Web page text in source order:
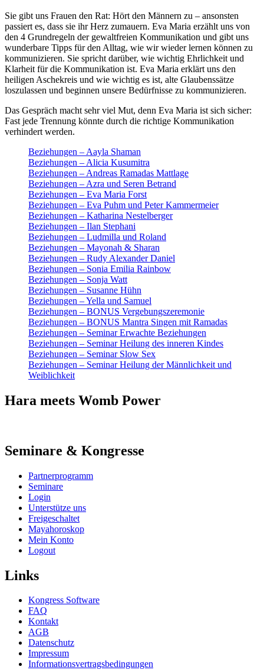
Sie gibt uns Frauen den Rat: Hört den Männern zu – ansonsten
passiert es, dass sie ihr Herz zumauern. Eva Maria erzählt uns von
den 4 Grundregeln der gewaltfreien Kommunikation und gibt uns
wunderbare Tipps für den Alltag, wie wir wieder lernen können zu
kommunizieren. Sie spricht darüber, wie wichtig Ehrlichkeit und
Klarheit für die Kommunikation ist. Eva Maria erklärt uns den
heiligen Aschekreis und wie wichtig es ist, alte Glaubenssätze
loszulassen und beginnen unsere Bedürfnisse zu kommunizieren.
Das Gespräch macht sehr viel Mut, denn Eva Maria ist sich sicher:
Fast jede Trennung könnte durch die richtige Kommunikation
verhindert werden.
Beziehungen – Aayla Shaman
Beziehungen – Alicia Kusumitra
Beziehungen – Andreas Ramadas Mattlage
Beziehungen – Azra und Seren Betrand
Beziehungen – Eva Maria Forst
Beziehungen – Eva Puhm und Peter Kammermeier
Beziehungen – Katharina Nestelberger
Beziehungen – Ilan Stephani
Beziehungen – Ludmilla und Roland
Beziehungen – Mayonah & Sharan
Beziehungen – Rudy Alexander Daniel
Beziehungen – Sonia Emilia Rainbow
Beziehungen – Sonja Watt
Beziehungen – Susanne Hühn
Beziehungen – Yella und Samuel
Beziehungen – BONUS Vergebungszeremonie
Beziehungen – BONUS Mantra Singen mit Ramadas
Beziehungen – Seminar Erwachte Beziehungen
Beziehungen – Seminar Heilung des inneren Kindes
Beziehungen – Seminar Slow Sex
Beziehungen – Seminar Heilung der Männlichkeit und
Weiblichkeit
Hara meets Womb Power
Seminare & Kongresse
Partnerprogramm
Seminare
Login
Unterstütze uns
Freigeschaltet
Mayahoroskop
Mein Konto
Logout
Links
Kongress Software
FAQ
Kontakt
AGB
Datenschutz
Impressum
Informationsvertragsbedingungen